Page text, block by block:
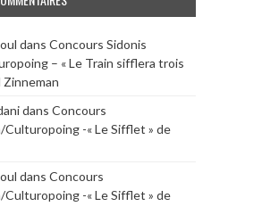
dans Concours Sidonis
– « Le Train sifflera trois
Zinneman
dans Concours
-« Le Sifflet » de
dans Concours
-« Le Sifflet » de